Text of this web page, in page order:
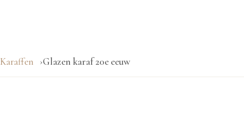
Karaffen Glazen karaf 20e eeuw